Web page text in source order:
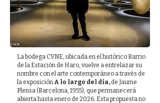
La bodega CVNE, ubicada en el histórico Barrio
de la Estación de Haro, vuelve a entrelazar su
nombre con el arte contemporáneo a través de
la exposición A lo largo del día, de Jaume
Plensa (Barcelona, 1955), que permanecerá
abierta hasta enero de 2026. Esta propuesta no